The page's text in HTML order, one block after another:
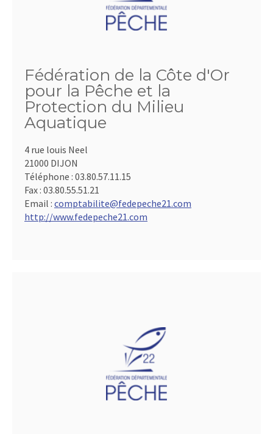
Fédération de la Côte d'Or
pour la Pêche et la
Protection du Milieu
Aquatique
4 rue louis Neel
21000 DIJON
Téléphone : 03.80.57.11.15
Fax : 03.80.55.51.21
Email : comptabilite@fedepeche21.com
http://www.fedepeche21.com